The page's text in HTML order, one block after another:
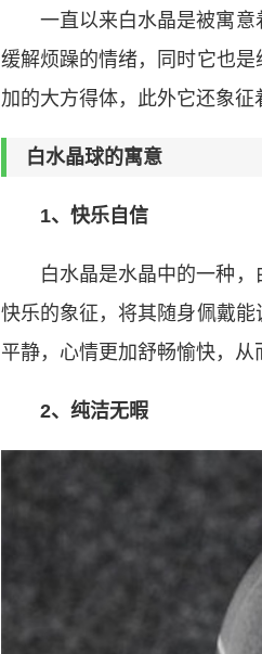
一直以来白水晶是被寓
缓解烦躁的情绪，同时它也
加的大方得体，此外它还象征
白水晶球的寓意
1、快乐自信
白水晶是水晶中的一种
快乐的象征，将其随身佩戴
平静，心情更加舒畅愉快，从
2、纯洁无暇